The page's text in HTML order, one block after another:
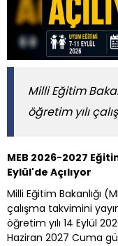
Milli Eğitim
öğretim yılı
MEB 2026-2027
Eylül'de Açılıyor
Milli Eğitim Bakanlığı
çalışma takvimini
öğretim yılı 14 Eylül
Haziran 2027 Cuma